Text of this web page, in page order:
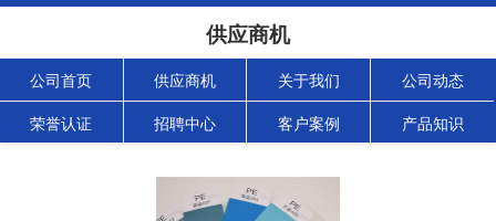
供应商机
公司首页 供应商机 关于我们 公司动态
荣誉认证 招聘中心 客户案例 产品知识